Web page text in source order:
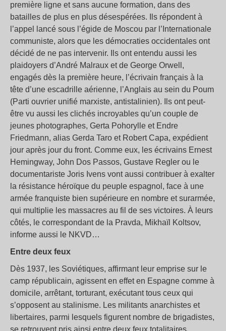
première ligne et sans aucune formation, dans des
batailles de plus en plus désespérées. Ils répondent à
l’appel lancé sous l’égide de Moscou par l’Internationale
communiste, alors que les démocraties occidentales ont
décidé de ne pas intervenir. Ils ont entendu aussi les
plaidoyers d’André Malraux et de George Orwell,
engagés dès la première heure, l’écrivain français à la
tête d’une escadrille aérienne, l’Anglais au sein du Poum
(Parti ouvrier unifié marxiste, antistalinien). Ils ont peut-
être vu aussi les clichés incroyables qu’un couple de
jeunes photographes, Gerta Pohorylle et Endre
Friedmann, alias Gerda Taro et Robert Capa, expédient
jour après jour du front. Comme eux, les écrivains Ernest
Hemingway, John Dos Passos, Gustave Regler ou le
documentariste Joris Ivens vont aussi contribuer à exalter
la résistance héroïque du peuple espagnol, face à une
armée franquiste bien supérieure en nombre et surarmée,
qui multiplie les massacres au fil de ses victoires. À leurs
côtés, le correspondant de la Pravda, Mikhaïl Koltsov,
informe aussi le NKVD…
Entre deux feux
Dès 1937, les Soviétiques, affirmant leur emprise sur le
camp républicain, agissent en effet en Espagne comme à
domicile, arrêtant, torturant, exécutant tous ceux qui
s’opposent au stalinisme. Les militants anarchistes et
libertaires, parmi lesquels figurent nombre de brigadistes,
se retrouvent pris ainsi entre deux feux totalitaires.